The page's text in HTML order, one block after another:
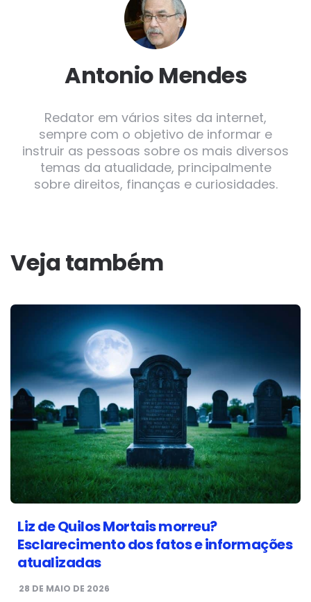
Antonio Mendes
Redator em vários sites da internet,
sempre com o objetivo de informar e
instruir as pessoas sobre os mais diversos
temas da atualidade, principalmente
sobre direitos, finanças e curiosidades.
Veja também
Liz de Quilos Mortais morreu?
Esclarecimento dos fatos e informações
atualizadas
28 DE MAIO DE 2026